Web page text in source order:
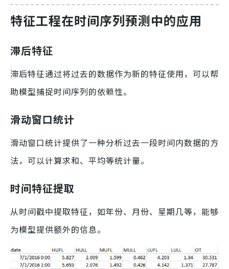
特征工程在时间序列预测中的应用
滞后特征
滞后特征通过将过去的数据作为新的特征使用，可以帮
助模型捕捉时间序列的依赖性。
滑动窗口统计
滑动窗口统计提供了一种分析过去一段时间内数据的方
法，可以计算求和、平均等统计量。
时间特征提取
从时间戳中提取特征，如年份、月份、星期几等，能够
为模型提供额外的信息。